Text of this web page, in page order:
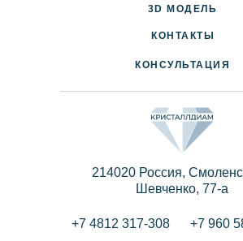
214020 Россия,
Шевченко, 77-a
+7 4812 317-308 +7 960
КОНТАКТЫ
ПАРТНЕРАМ
3D МОДЕЛЬ
КОНСУЛЬТАЦИЯ